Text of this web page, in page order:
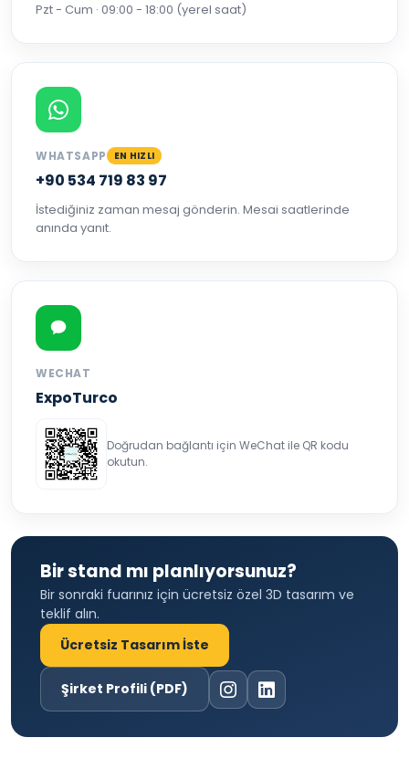
Pzt - Cum · 09:00 - 18:00 (yerel saat)
WHATSAPP EN HIZLI
+90 534 719 83 97
İstediğiniz zaman mesaj gönderin. Mesai saatlerinde
anında yanıt.
WECHAT
ExpoTurco
Doğrudan bağlantı için WeChat ile QR kodu
okutun.
Bir stand mı planlıyorsunuz?
Bir sonraki fuarınız için ücretsiz özel 3D tasarım ve
teklif alın.
Ücretsiz Tasarım İste
Şirket Profili (PDF)